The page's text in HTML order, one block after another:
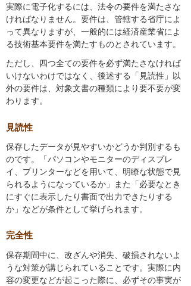
実際に電子化するには、法令の要件を満たさな
ければなりません。要件は、管轄する省庁によ
って異なりますが、一般的には経済産業省によ
る技術基本要件を満たすものとされています。
ただし、四つ全ての要件を必ず満たさなければ
いけないわけではなく、後述する「見読性」以
外の要件は、対象文書の種類により要不要が変
わります。
見読性
保存したデータが見やすいかどうか判別するも
のです。「パソコンやモニターのディスプレ
イ、プリンターなどを用いて、明瞭な状態で見
られるようになっているか」また「必要なとき
にすぐに表示したり書面で出力できたりする
か」などが条件として挙げられます。
完全性
保存期間中に、改ざんや消失、破損されないよ
うな対策が講じられていることです。実際に内
容の変更などが起こった際に、必ずその事実が